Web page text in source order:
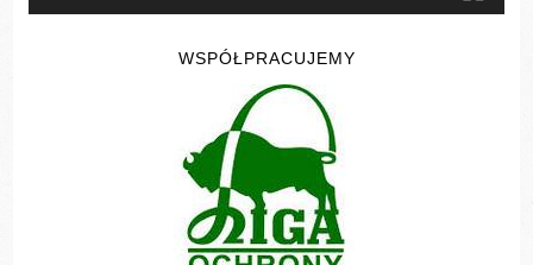
WSPÓŁPRACUJEMY